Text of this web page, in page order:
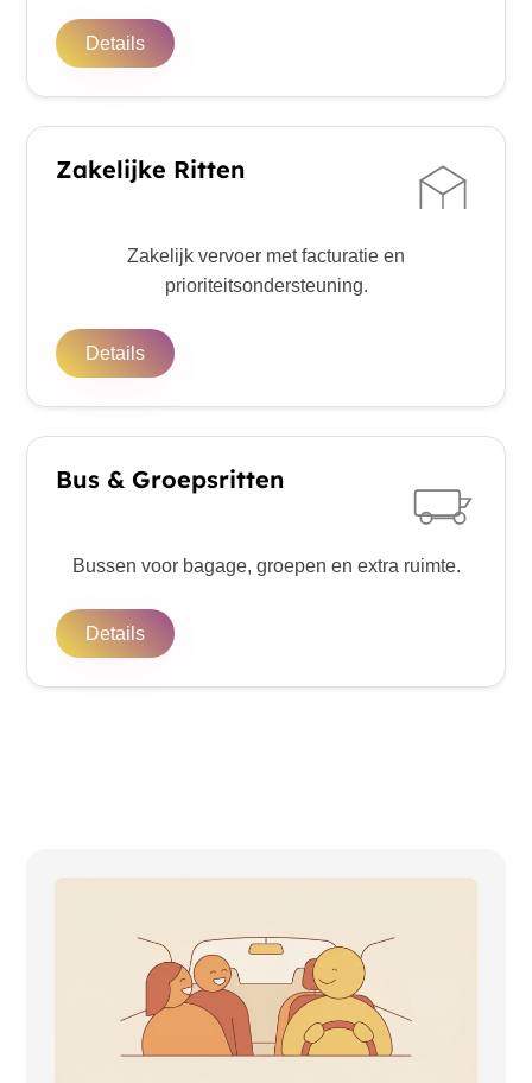
Details
Zakelijke Ritten
Zakelijk vervoer met facturatie en
prioriteitsondersteuning.
Details
Bus & Groepsritten
Bussen voor bagage, groepen en extra ruimte.
Details